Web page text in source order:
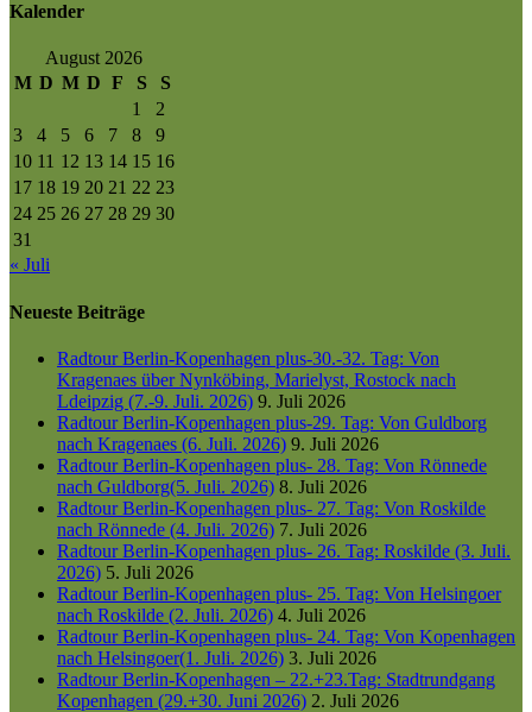
Kalender
August 2026
M D M D F S
S
1
2
3
4 5 6 7 8
9
10 11 12 13 14 15 16
17 18 19 20 21 22 23
24 25 26 27 28 29 30
31
« Juli
Neueste Beiträge
Radtour Berlin-Kopenhagen plus-30.-32. Tag: Von
Kragenaes über Nynköbing, Marielyst, Rostock nach
Ldeipzig (7.-9. Juli. 2026) 9. Juli 2026
Radtour Berlin-Kopenhagen plus-29. Tag: Von Guldborg
nach Kragenaes (6. Juli. 2026) 9. Juli 2026
Radtour Berlin-Kopenhagen plus- 28. Tag: Von Rönnede
nach Guldborg(5. Juli. 2026) 8. Juli 2026
Radtour Berlin-Kopenhagen plus- 27. Tag: Von Roskilde
nach Rönnede (4. Juli. 2026) 7. Juli 2026
Radtour Berlin-Kopenhagen plus- 26. Tag: Roskilde (3. Juli.
2026) 5. Juli 2026
Radtour Berlin-Kopenhagen plus- 25. Tag: Von Helsingoer
nach Roskilde (2. Juli. 2026) 4. Juli 2026
Radtour Berlin-Kopenhagen plus- 24. Tag: Von Kopenhagen
nach Helsingoer(1. Juli. 2026) 3. Juli 2026
Radtour Berlin-Kopenhagen – 22.+23.Tag: Stadtrundgang
Kopenhagen (29.+30. Juni 2026) 2. Juli 2026